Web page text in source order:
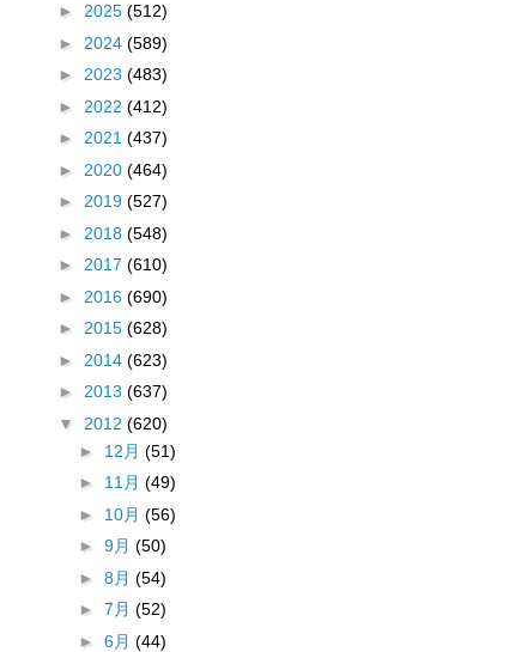
► 2025 (512)
► 2024 (589)
► 2023 (483)
► 2022 (412)
► 2021 (437)
► 2020 (464)
► 2019 (527)
► 2018 (548)
► 2017 (610)
► 2016 (690)
► 2015 (628)
► 2014 (623)
► 2013 (637)
▼ 2012 (620)
► 12月 (51)
► 11月 (49)
► 10月 (56)
► 9月 (50)
► 8月 (54)
► 7月 (52)
► 6月 (44)